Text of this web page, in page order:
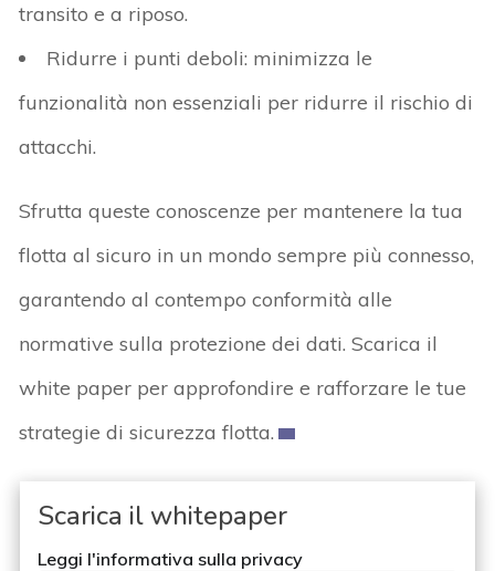
transito e a riposo.
Ridurre i punti deboli: minimizza le
funzionalità non essenziali per ridurre il rischio di
attacchi.
Sfrutta queste conoscenze per mantenere la tua
flotta al sicuro in un mondo sempre più connesso,
garantendo al contempo conformità alle
normative sulla protezione dei dati. Scarica il
white paper per approfondire e rafforzare le tue
strategie di sicurezza flotta.
Scarica il whitepaper
Leggi l'informativa sulla privacy